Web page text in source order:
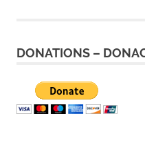
DONATIONS –